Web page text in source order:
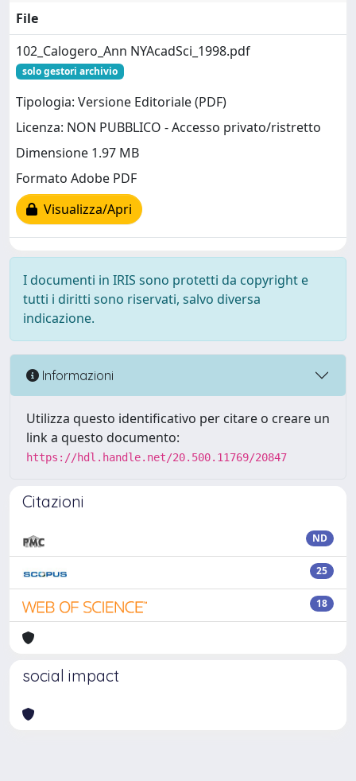
File
102_Calogero_Ann NYAcadSci_1998.pdf
solo gestori archivio
Tipologia: Versione Editoriale (PDF)
Licenza: NON PUBBLICO - Accesso privato/ristretto
Dimensione 1.97 MB
Formato Adobe PDF
Visualizza/Apri
I documenti in IRIS sono protetti da copyright e
tutti i diritti sono riservati, salvo diversa
indicazione.
Informazioni
Utilizza questo identificativo per citare o creare un
link a questo documento:
https://hdl.handle.net/20.500.11769/20847
Citazioni
ND
25
18
social impact